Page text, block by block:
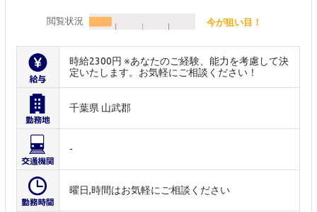
閲覧状況 今が狙い目！
時給2300円 ※あなたのご経験、能力を考慮して決
定いたします。お気軽にご相談ください！
千葉県 山武郡
-
曜日,時間はお気軽にご相談ください